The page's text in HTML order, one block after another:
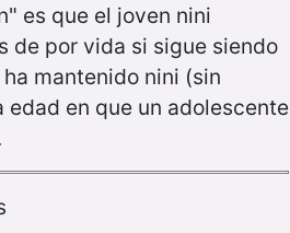
es que el joven nini
de por vida si sigue siendo
mantenido nini (sin
edad en que un adolescente